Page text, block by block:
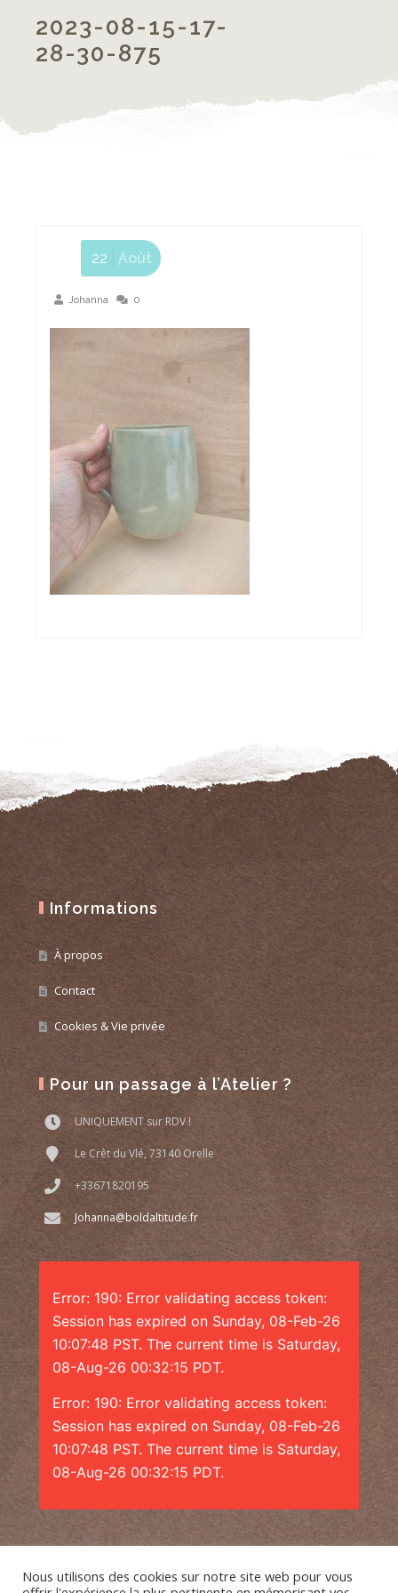
2023-08-15-17-
28-30-875
Johanna 0
22 Août
Informations
À propos
Contact
Cookies & Vie privée
Pour un passage à l’Atelier ?
UNIQUEMENT sur RDV !
Le Crêt du Vlé, 73140 Orelle
+33671820195
Johanna@boldaltitude.fr
Error: 190: Error validating access token:
Session has expired on Sunday, 08-Feb-26
10:07:48 PST. The current time is Saturday,
08-Aug-26 00:32:15 PDT.
Error: 190: Error validating access token:
Session has expired on Sunday, 08-Feb-26
10:07:48 PST. The current time is Saturday,
08-Aug-26 00:32:15 PDT.
Nous utilisons des cookies sur notre site web pour vous